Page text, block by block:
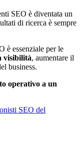
SEO è diventata un
di ricerca è sempre
è essenziale per le
visibilità, aumentare il
business.
operativo a un
SEO del